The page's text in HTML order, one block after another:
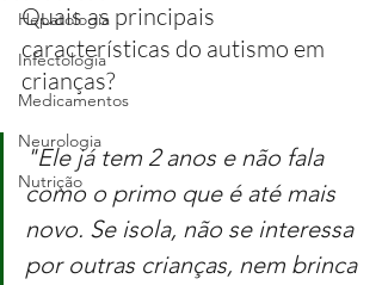
Hepatologia
Infectologia
Medicamentos
Neurologia
Nutrição
Quais as principais
características do autismo em
crianças?
"Ele já tem 2 anos e não fala
como o primo que é até mais
novo. Se isola, não se interessa
por outras crianças, nem brinca